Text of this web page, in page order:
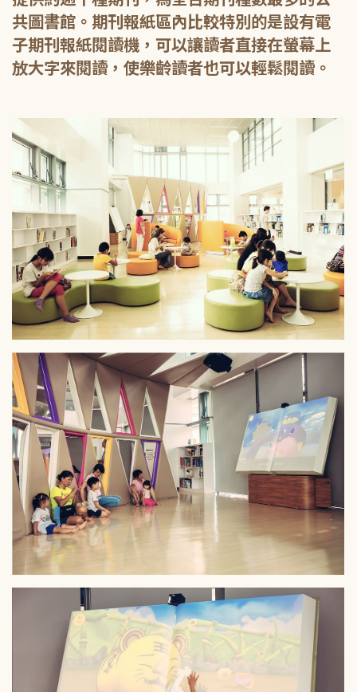
共圖書館。期刊報紙區內比較特別的是設有電
子期刊報紙閱讀機，可以讓讀者直接在螢幕上
放大字來閱讀，使樂齡讀者也可以輕鬆閱讀。